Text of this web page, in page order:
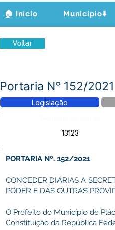
🏠 Início Município⬇️
Voltar
Portaria N° 152/
Legislação
13123
PORTARIA Nº. 152/2021
CONCEDER DIÁRIAS A
PODER E DAS OUTRAS
O Prefeito do Município de
Constituição da República